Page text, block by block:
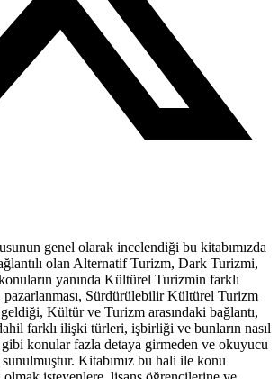
genel olarak incelendiği bu kitabımızda
olan Alternatif Turizm, Dark Turizmi,
yanında Kültürel Turizmin farklı
pazarlanması, Sürdürülebilir Kültürel Turizm
Kültür ve Turizm arasındaki bağlantı,
farklı ilişki türleri, işbirliği ve bunların nasıl
konular fazla detaya girmeden ve okuyucu
sunulmuştur. Kitabımız bu hali ile konu